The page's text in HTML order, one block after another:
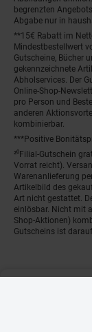
begrenzten
Abgabe nur in
**15€ Rabatt im
Mindestbestellwert
Gutscheine, Bücher
gekennzeichnete
Abholservices. Der
Online-Shop-
pro Person und
anderen
kombinierbar.
***Positive
²⁰Filial-Gutschein
Vorrat reicht).
Warenanlieferung
Artikelbild des
Art nicht gestattet.
einlösbar. Nicht mit
Shop-Aktionen)
Gutscheins ist